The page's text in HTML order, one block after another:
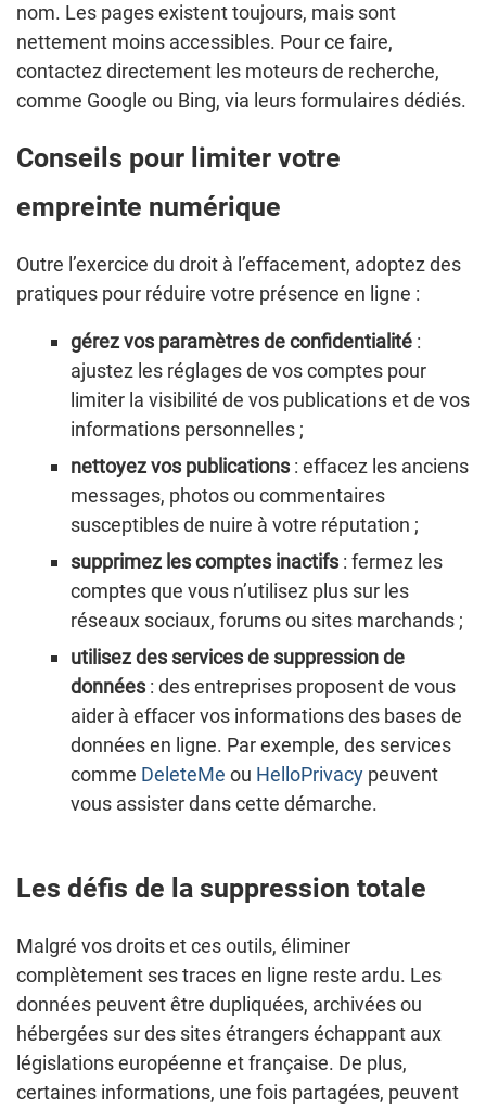
nom. Les pages existent toujours, mais sont
nettement moins accessibles. Pour ce faire,
contactez directement les moteurs de recherche,
comme Google ou Bing, via leurs formulaires dédiés.
Conseils pour limiter votre
empreinte numérique
Outre l’exercice du droit à l’effacement, adoptez des
pratiques pour réduire votre présence en ligne :
gérez vos paramètres de confidentialité :
ajustez les réglages de vos comptes pour
limiter la visibilité de vos publications et de vos
informations personnelles ;
nettoyez vos publications : effacez les anciens
messages, photos ou commentaires
susceptibles de nuire à votre réputation ;
supprimez les comptes inactifs : fermez les
comptes que vous n’utilisez plus sur les
réseaux sociaux, forums ou sites marchands ;
utilisez des services de suppression de
données : des entreprises proposent de vous
aider à effacer vos informations des bases de
données en ligne. Par exemple, des services
comme DeleteMe ou HelloPrivacy peuvent
vous assister dans cette démarche.
Les défis de la suppression totale
Malgré vos droits et ces outils, éliminer
complètement ses traces en ligne reste ardu. Les
données peuvent être dupliquées, archivées ou
hébergées sur des sites étrangers échappant aux
législations européenne et française. De plus,
certaines informations, une fois partagées, peuvent